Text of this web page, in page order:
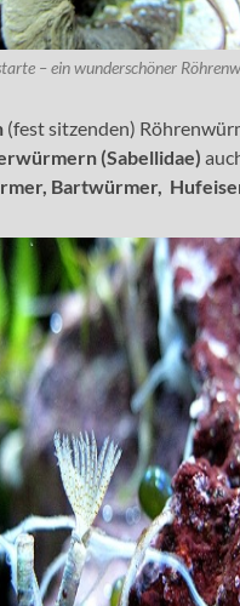
– ein wunderschöner
(fest sitzenden)
(Sabellidae)
Bartwürmer,